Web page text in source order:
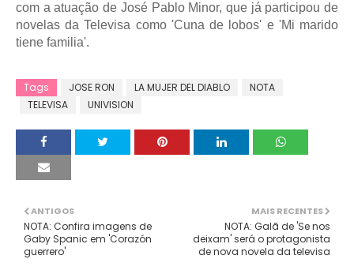
com a atuação de José Pablo Minor, que já participou de
novelas da Televisa como 'Cuna de lobos' e 'Mi marido
tiene familia'.
Tags JOSE RON LA MUJER DEL DIABLO
NOTA
TELEVISA
UNIVISION
MAIS RECENTES
NOTA: Galã de 'Se nos
deixam' será o protagonista
de nova novela da televisa
ANTIGOS
NOTA: Confira imagens de
Gaby Spanic em 'Corazón
guerrero'